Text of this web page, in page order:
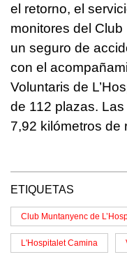
el retorno, el
monitores del Club
un seguro de
con el
Voluntaris de
de 112 plazas.
7,92 kilómetros de
ETIQUETAS
Club Muntanyenc de
L'Hospitalet Camina